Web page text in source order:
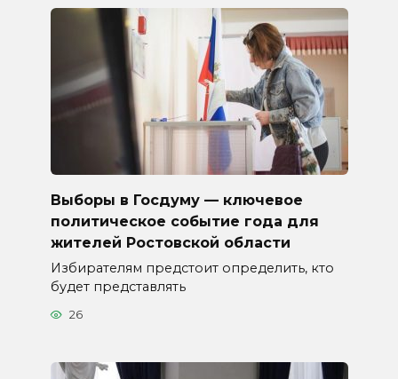
Выборы в Госдуму — ключевое
политическое событие года для
жителей Ростовской области
Избирателям предстоит определить, кто
будет представлять
26